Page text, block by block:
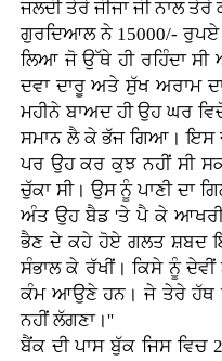
ਜਲਦੀ ਤੇਰੇ ਜੀਜਾ ਜੀ ਨਾਲ
ਗੁਰਦਿਆਲ ਨੇ 15000/-
ਲਿਆ ਜੋ ਉੱਥੇ ਹੀ ਰਹਿੰਦਾ
ਦਵਾ ਦਾਰੂ ਅਤੇ ਸੁੱਖ ਅਰਾਮ
ਮਹੀਨੇ ਬਾਅਦ ਹੀ ਉਹ ਘਰ
ਸਮਾਨ ਲੈ ਕੇ ਭੱਜ ਗਿਆ। ਇਸ
ਪਰ ਉਹ ਕਰ ਕੁਝ ਨਹੀਂ ਸੀ
ਚੁੱਕਾ ਸੀ। ਉਸ ਨੂੰ ਪਾਣੀ ਦਾ
ਅੰਤ ਉਹ ਬੈਡ 'ਤੇ ਪੈ ਕੇ ਆਖਰੀ
ਭੈਣ ਦੇ ਕਹੇ ਹੋਏ ਗਲਤ ਸ਼ਬਦ
ਸੰਭਾਲ ਕੇ ਰੱਖੀਂ। ਕਿਸੇ ਨੂੰ
ਕੰਮ ਆਉਣੇ ਹਨ। ਜੇ ਤੇਰੇ ਹੱਥ
ਨਹੀਂ ਲੱਗਣਾ।''
ਬੈਂਕ ਦੀ ਪਾਸ ਬੁੱਕ ਜਿਸ